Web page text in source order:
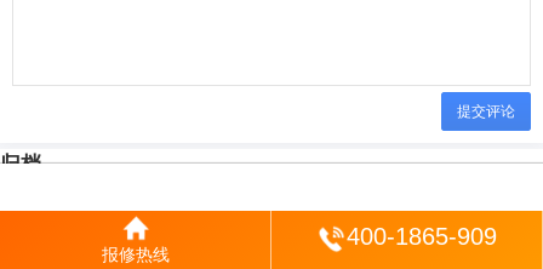
提交评论
归档
2026 年 5 月
报修热线
400-1865-909